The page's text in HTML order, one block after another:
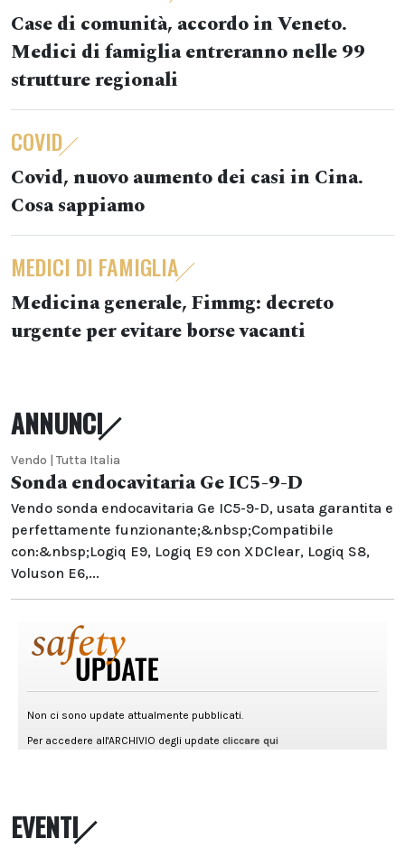
Case di comunità, accordo in Veneto.
Medici di famiglia entreranno nelle 99
strutture regionali
COVID
Covid, nuovo aumento dei casi in Cina.
Cosa sappiamo
MEDICI DI FAMIGLIA
Medicina generale, Fimmg: decreto
urgente per evitare borse vacanti
ANNUNCI
Vendo | Tutta Italia
Sonda endocavitaria Ge IC5-9-D
Vendo sonda endocavitaria Ge IC5-9-D, usata garantita e
perfettamente funzionante;&nbsp;Compatibile
con:&nbsp;Logiq E9, Logiq E9 con XDClear, Logiq S8,
Voluson E6,...
EVENTI